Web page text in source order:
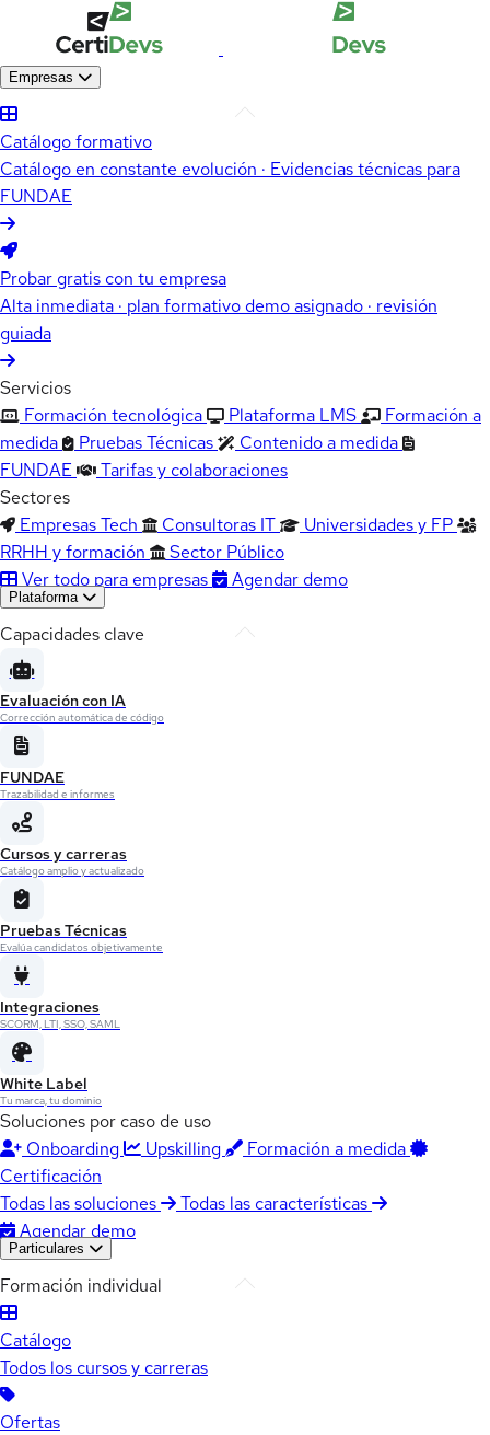
Empresas
Catálogo formativo
Catálogo en constante evolución · Evidencias técnicas para
FUNDAE
Probar gratis con tu empresa
Alta inmediata · plan formativo demo asignado · revisión
guiada
Servicios
Formación tecnológica
Plataforma LMS
Formación a
medida
Pruebas Técnicas
Contenido a medida
FUNDAE
Tarifas y colaboraciones
Sectores
Empresas Tech
Consultoras IT
Universidades y FP
RRHH y formación
Sector Público
Ver todo para empresas
Agendar demo
Plataforma
Capacidades clave
Evaluación con IA
Corrección automática de código
FUNDAE
Trazabilidad e informes
Cursos y carreras
Catálogo amplio y actualizado
Pruebas Técnicas
Evalúa candidatos objetivamente
Integraciones
SCORM, LTI, SSO, SAML
White Label
Tu marca, tu dominio
Soluciones por caso de uso
Onboarding
Upskilling
Formación a medida
Certificación
Todas las soluciones
Todas las características
Agendar demo
Particulares
Formación individual
Catálogo
Todos los cursos y carreras
Ofertas